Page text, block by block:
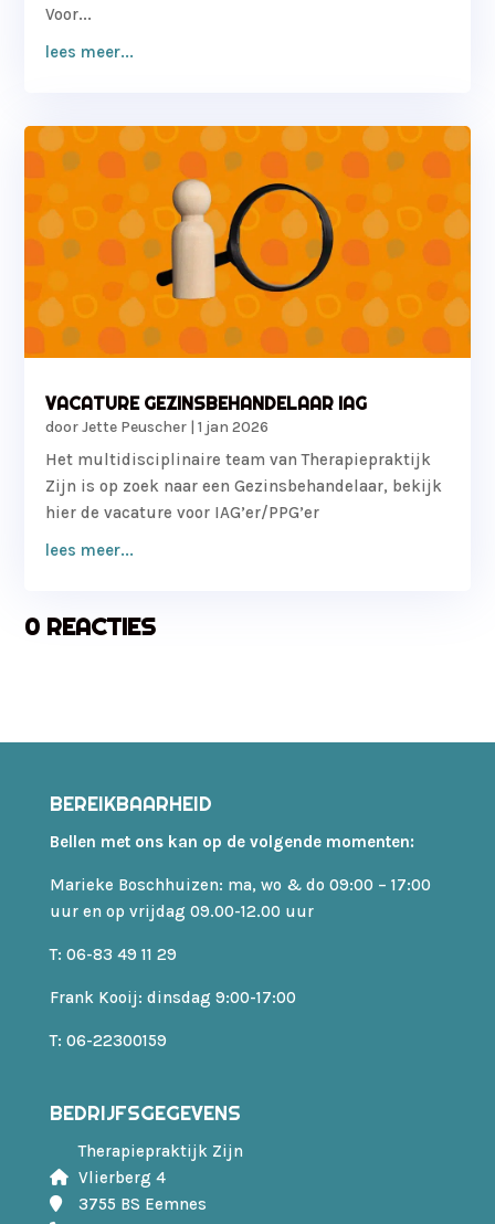
Voor...
lees meer...
VACATURE GEZINSBEHANDELAAR IAG
doorJette Peuscher |1 jan 2026
Het multidisciplinaire team van Therapiepraktijk
Zijn is op zoek naar een Gezinsbehandelaar, bekijk
hier de vacature voor IAG’er/PPG’er
lees meer...
0 REACTIES
BEREIKBAARHEID
Bellen met ons kan op de volgende momenten:
Marieke Boschhuizen: ma, wo & do 09:00 – 17:00
uur en op vrijdag 09.00-12.00 uur
T: 06-83 49 11 29
Frank Kooij: dinsdag 9:00-17:00
T: 06-22300159
BEDRIJFSGEGEVENS
Therapiepraktijk Zijn
Vlierberg 4
3755 BS Eemnes